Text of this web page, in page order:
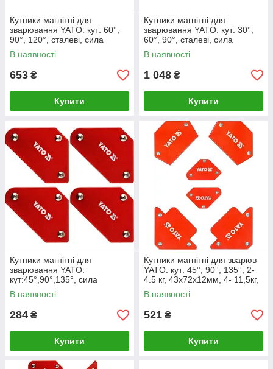
Кутники магнітні для
зварювання YATO: кут: 60°,
90°, 120°, сталеві, сила
утримування-10 кг, 2 шт [6]
В наявності
653 ₴
Купити
Кутники магнітні для
зварювання YATO: кут: 30°,
60°, 90°, сталеві, сила
утримування- 32 кг, 2 шт [8]
В наявності
1 048 ₴
Купити
Кутники магнітні для
зварювання YATO:
кут:45°,90°,135°, сила
утримув- 4.5кг, 43х72х12мм,
4шт [12/36]
В наявності
284 ₴
Купити
Кутники магнітні для зварюв
YATO: кут: 45°, 90°, 135°, 2-
4.5 кг, 43х72х12мм, 4- 11,5кг,
82х118х14мм
В наявності
521 ₴
Купити